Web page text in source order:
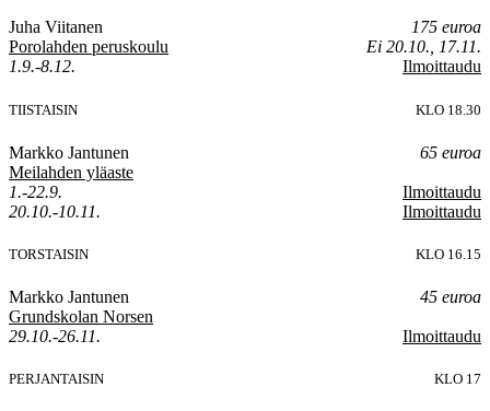
Juha Viitanen
175 euroa
Porolahden peruskoulu
Ei 20.10., 17.11.
1.9.-8.12.
Ilmoittaudu
TIISTAISIN KLO 18.30
Markko Jantunen
65 euroa
Meilahden yläaste
1.-22.9.
Ilmoittaudu
20.10.-10.11.
Ilmoittaudu
TORSTAISIN KLO 16.15
Markko Jantunen
45 euroa
Grundskolan Norsen
29.10.-26.11.
Ilmoittaudu
PERJANTAISIN KLO 17